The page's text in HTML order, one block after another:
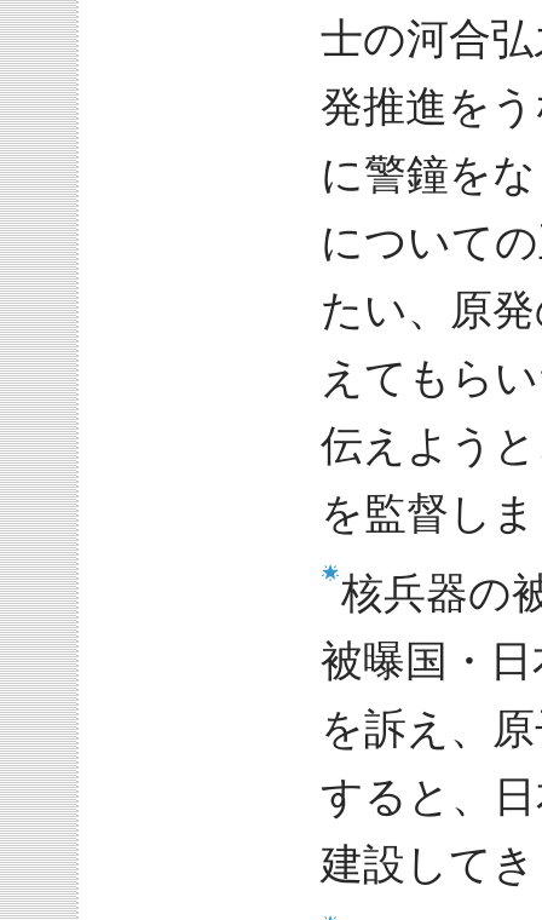
士の河合
発推進を
に警鐘を
について
たい、原
えてもら
伝えよう
を監督し
核兵器の
被曝国・
を訴え、
すると、
建設して